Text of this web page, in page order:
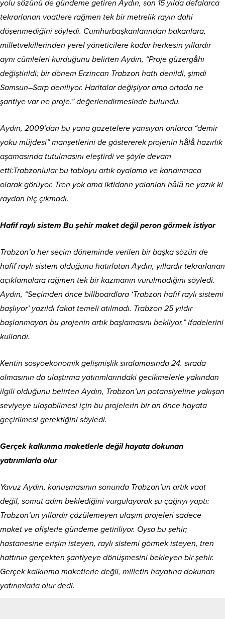
yolu sözünü de gündeme getiren Aydın, son 15 yılda defalarca
tekrarlanan vaatlere rağmen tek bir metrelik rayın dahi
döşenmediğini söyledi. Cumhurbaşkanlarından bakanlara,
milletvekillerinden yerel yöneticilere kadar herkesin yıllardır
aynı cümleleri kurduğunu belirten Aydın, “Proje güzergâhı
değiştirildi; bir dönem Erzincan Trabzon hattı denildi, şimdi
Samsun–Sarp deniliyor. Haritalar değişiyor ama ortada ne
şantiye var ne proje.” değerlendirmesinde bulundu.
Aydın, 2009’dan bu yana gazetelere yansıyan onlarca “demir
yoku müjdesi” manşetlerini de göstererek projenin hâlâ hazırlık
aşamasında tutulmasını eleştirdi ve şöyle devam
etti:Trabzonlular bu tabloyu artık oyalama ve kandırmaca
olarak görüyor. Tren yok ama iktidarın yalanları hâlâ ne yazık ki
raydan hiç çıkmadı.
Hafif raylı sistem Bu şehir maket değil peron görmek istiyor
Trabzon’a her seçim döneminde verilen bir başka sözün de
hafif raylı sistem olduğunu hatırlatan Aydın, yıllardır tekrarlanan
açıklamalara rağmen tek bir kazmanın vurulmadığını söyledi.
Aydın, “Seçimden önce billboardlara ‘Trabzon hafif raylı sistemi
başlıyor’ yazıldı fakat temeli atılmadı. Trabzon 25 yıldır
başlanmayan bu projenin artık başlamasını bekliyor.” ifadelerini
kullandı.
Kentin sosyoekonomik gelişmişlik sıralamasında 24. sırada
olmasının da ulaştırma yatırımlarındaki gecikmelerle yakından
ilgili olduğunu belirten Aydın, Trabzon’un potansiyeline yakışan
seviyeye ulaşabilmesi için bu projelerin bir an önce hayata
geçirilmesi gerektiğini söyledi.
Gerçek kalkınma maketlerle değil hayata dokunan
yatırımlarla olur
Yavuz Aydın, konuşmasının sonunda Trabzon’un artık vaat
değil, somut adım beklediğini vurgulayarak şu çağrıyı yaptı:
Trabzon’un yıllardır çözülemeyen ulaşım projeleri sadece
maket ve afişlerle gündeme getiriliyor. Oysa bu şehir;
hastanesine erişim isteyen, raylı sistemi görmek isteyen, tren
hattının gerçekten şantiyeye dönüşmesini bekleyen bir şehir.
Gerçek kalkınma maketlerle değil, milletin hayatına dokunan
yatırımlarla olur dedi.